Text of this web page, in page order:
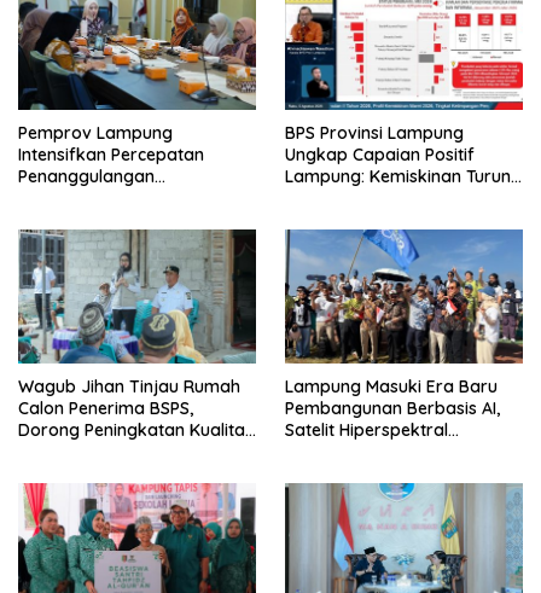
Pemprov Lampung
Intensifkan Percepatan
Penanggulangan
BPS Provinsi Lampung
Ungkap Capaian Positif
Lampung: Kemiskinan Turun,
Wagub Jihan Tinjau Rumah
Calon Penerima BSPS,
Dorong Peningkatan Kualitas
Lampung Masuki Era Baru
Pembangunan Berbasis AI,
Satelit Hiperspektral